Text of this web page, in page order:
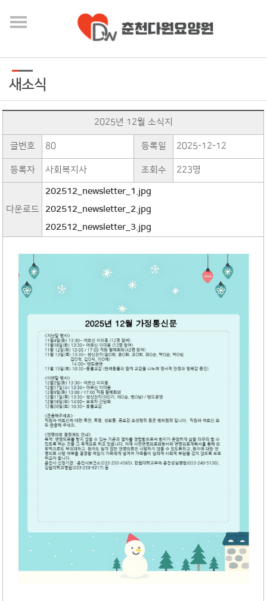
새소식
2025년 12월 소식지
글번호 80 등록일 2025-12-12
등록자 사회복지사 조회수 223명
다운로드
202512_newsletter_1.jpg
202512_newsletter_2.jpg
202512_newsletter_3.jpg